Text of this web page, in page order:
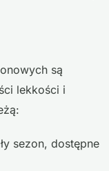
są
lekkości i
sezon, dostępne